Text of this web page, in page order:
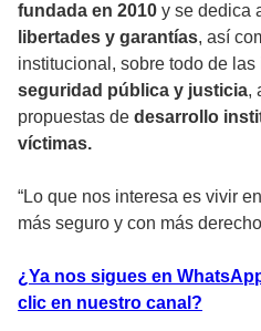
fundada en 2010 y se dedica
libertades y garantías, así
institucional, sobre todo de las
seguridad pública y justicia,
propuestas de desarrollo
víctimas.
“Lo que nos interesa es vivir
más seguro y con más
¿Ya nos sigues en
clic en nuestro canal?